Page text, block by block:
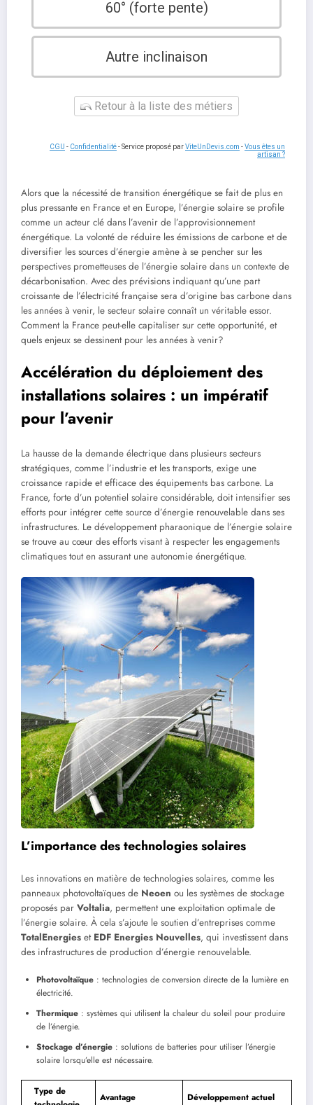
60° (forte pente)
Autre inclinaison
Retour à la liste des métiers
CGU - Confidentialité- Service proposé parViteUnDevis.com -Vous êtes un
artisan ?
Alors que la nécessité de transition énergétique se fait de plus en
plus pressante en France et en Europe, l’énergie solaire se profile
comme un acteur clé dans l’avenir de l’approvisionnement
énergétique. La volonté de réduire les émissions de carbone et de
diversifier les sources d’énergie amène à se pencher sur les
perspectives prometteuses de l’énergie solaire dans un contexte de
décarbonisation. Avec des prévisions indiquant qu’une part
croissante de l’électricité française sera d’origine bas carbone dans
les années à venir, le secteur solaire connaît un véritable essor.
Comment la France peut-elle capitaliser sur cette opportunité, et
quels enjeux se dessinent pour les années à venir?
Accélération du déploiement des
installations solaires : un impératif
pour l’avenir
La hausse de la demande électrique dans plusieurs secteurs
stratégiques, comme l’industrie et les transports, exige une
croissance rapide et efficace des équipements bas carbone. La
France, forte d’un potentiel solaire considérable, doit intensifier ses
efforts pour intégrer cette source d’énergie renouvelable dans ses
infrastructures. Le développement pharaonique de l’énergie solaire
se trouve au cœur des efforts visant à respecter les engagements
climatiques tout en assurant une autonomie énergétique.
L’importance des technologies solaires
Les innovations en matière de technologies solaires, comme les
panneaux photovoltaïques de Neoen ou les systèmes de stockage
proposés par Voltalia, permettent une exploitation optimale de
l’énergie solaire. À cela s’ajoute le soutien d’entreprises comme
TotalEnergies et EDF Energies Nouvelles, qui investissent dans
des infrastructures de production d’énergie renouvelable.
Photovoltaïque : technologies de conversion directe de la lumière en
électricité.
Thermique : systèmes qui utilisent la chaleur du soleil pour produire
de l’énergie.
Stockage d’énergie : solutions de batteries pour utiliser l’énergie
solaire lorsqu’elle est nécessaire.
Type de
Avantage Développement actuel